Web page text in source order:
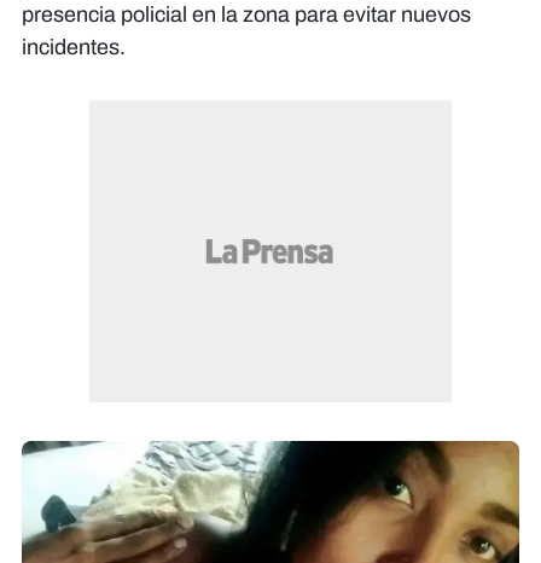
presencia policial en la zona para evitar nuevos
incidentes.